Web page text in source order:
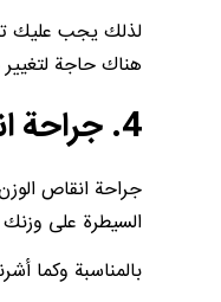
لذلك يجب عليك
هناك حاجة لتغيير
4. جراحة انقاص الوزن هي الحل للأشخاص الكسالى
جراحة انقاص
السيطرة على
بالمناسبة وكما